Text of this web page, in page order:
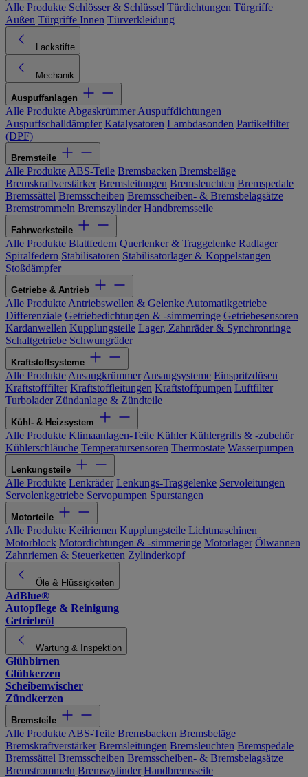
Alle Produkte Schlösser & Schlüssel Türdichtungen Türgriffe
Außen Türgriffe Innen Türverkleidung
Lackstifte
Mechanik
Auspuffanlagen
Alle Produkte Abgaskrümmer Auspuffdichtungen
Auspuffschalldämpfer Katalysatoren Lambdasonden Partikelfilter
(DPF)
Bremsteile
Alle Produkte ABS-Teile Bremsbacken Bremsbeläge
Bremskraftverstärker Bremsleitungen Bremsleuchten Bremspedale
Bremssättel Bremsscheiben Bremsscheiben- & Bremsbelagsätze
Bremstrommeln Bremszylinder Handbremsseile
Fahrwerksteile
Alle Produkte Blattfedern Querlenker & Traggelenke Radlager
Spiralfedern Stabilisatoren Stabilisatorlager & Koppelstangen
Stoßdämpfer
Getriebe & Antrieb
Alle Produkte Antriebswellen & Gelenke Automatikgetriebe
Differenziale Getriebedichtungen & -simmerringe Getriebesensoren
Kardanwellen Kupplungsteile Lager, Zahnräder & Synchronringe
Schaltgetriebe Schwungräder
Kraftstoffsysteme
Alle Produkte Ansaugkrümmer Ansaugsysteme Einspritzdüsen
Kraftstofffilter Kraftstoffleitungen Kraftstoffpumpen Luftfilter
Turbolader Zündanlage & Zündteile
Kühl- & Heizsystem
Alle Produkte Klimaanlagen-Teile Kühler Kühlergrills & -zubehör
Kühlerschläuche Temperatursensoren Thermostate Wasserpumpen
Lenkungsteile
Alle Produkte Lenkräder Lenkungs-Traggelenke Servoleitungen
Servolenkgetriebe Servopumpen Spurstangen
Motorteile
Alle Produkte Keilriemen Kupplungsteile Lichtmaschinen
Motorblock Motordichtungen & -simmeringe Motorlager Ölwannen
Zahnriemen & Steuerketten Zylinderkopf
Öle & Flüssigkeiten
AdBlue®
Autopflege & Reinigung
Getriebeöl
Wartung & Inspektion
Glühbirnen
Glühkerzen
Scheibenwischer
Zündkerzen
Bremsteile
Alle Produkte ABS-Teile Bremsbacken Bremsbeläge
Bremskraftverstärker Bremsleitungen Bremsleuchten Bremspedale
Bremssättel Bremsscheiben Bremsscheiben- & Bremsbelagsätze
Bremstrommeln Bremszylinder Handbremsseile